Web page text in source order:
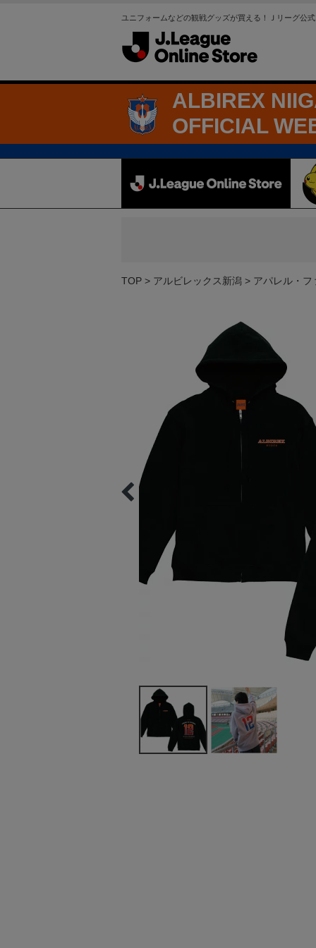
ユニフォームなどの観戦グッズが買える！Ｊリーグ公
ALBIREX
OFFICIAL
TOP アルビレックス新潟 アパレル・フ